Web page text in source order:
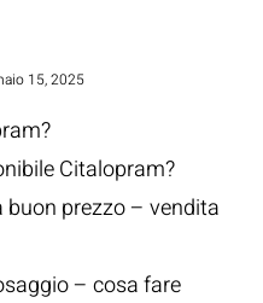
15, 2025
Citalopram?
prezzo – vendita
– cosa fare